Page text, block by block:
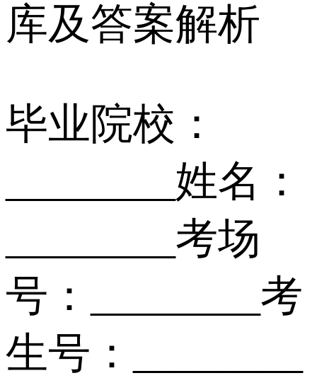
库及答案解析
毕业院校：
________姓名：
________考场
号：________考
生号：________